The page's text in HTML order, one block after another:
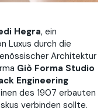
Hegra, ein
Luxus durch die
Architektur
Giò Forma Studio
Engineering
des 1907 erbauten
verbinden sollte.